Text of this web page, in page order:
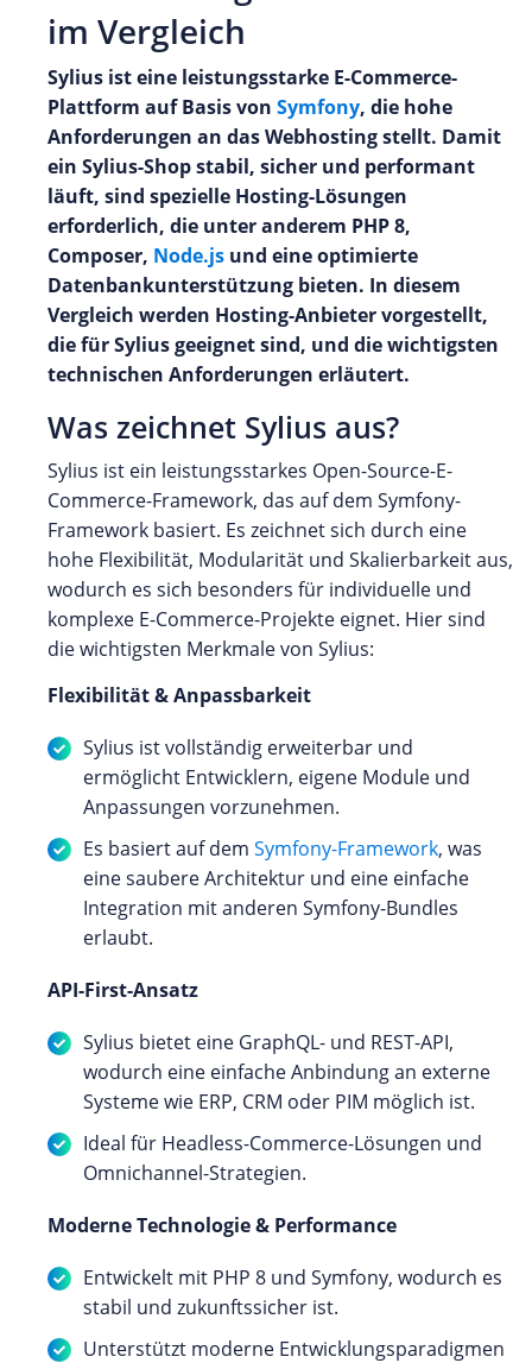
im Vergleich
Sylius ist eine leistungsstarke E-Commerce-
Plattform auf Basis von Symfony, die hohe
Anforderungen an das Webhosting stellt. Damit
ein Sylius-Shop stabil, sicher und performant
läuft, sind spezielle Hosting-Lösungen
erforderlich, die unter anderem PHP 8,
Composer, Node.js und eine optimierte
Datenbankunterstützung bieten. In diesem
Vergleich werden Hosting-Anbieter vorgestellt,
die für Sylius geeignet sind, und die wichtigsten
technischen Anforderungen erläutert.
Was zeichnet Sylius aus?
Sylius ist ein leistungsstarkes Open-Source-E-
Commerce-Framework, das auf dem Symfony-
Framework basiert. Es zeichnet sich durch eine
hohe Flexibilität, Modularität und Skalierbarkeit aus,
wodurch es sich besonders für individuelle und
komplexe E-Commerce-Projekte eignet. Hier sind
die wichtigsten Merkmale von Sylius:
Flexibilität & Anpassbarkeit
Sylius ist vollständig erweiterbar und
ermöglicht Entwicklern, eigene Module und
Anpassungen vorzunehmen.
Es basiert auf dem Symfony-Framework, was
eine saubere Architektur und eine einfache
Integration mit anderen Symfony-Bundles
erlaubt.
API-First-Ansatz
Sylius bietet eine GraphQL- und REST-API,
wodurch eine einfache Anbindung an externe
Systeme wie ERP, CRM oder PIM möglich ist.
Ideal für Headless-Commerce-Lösungen und
Omnichannel-Strategien.
Moderne Technologie & Performance
Entwickelt mit PHP 8 und Symfony, wodurch es
stabil und zukunftssicher ist.
Unterstützt moderne Entwicklungsparadigmen